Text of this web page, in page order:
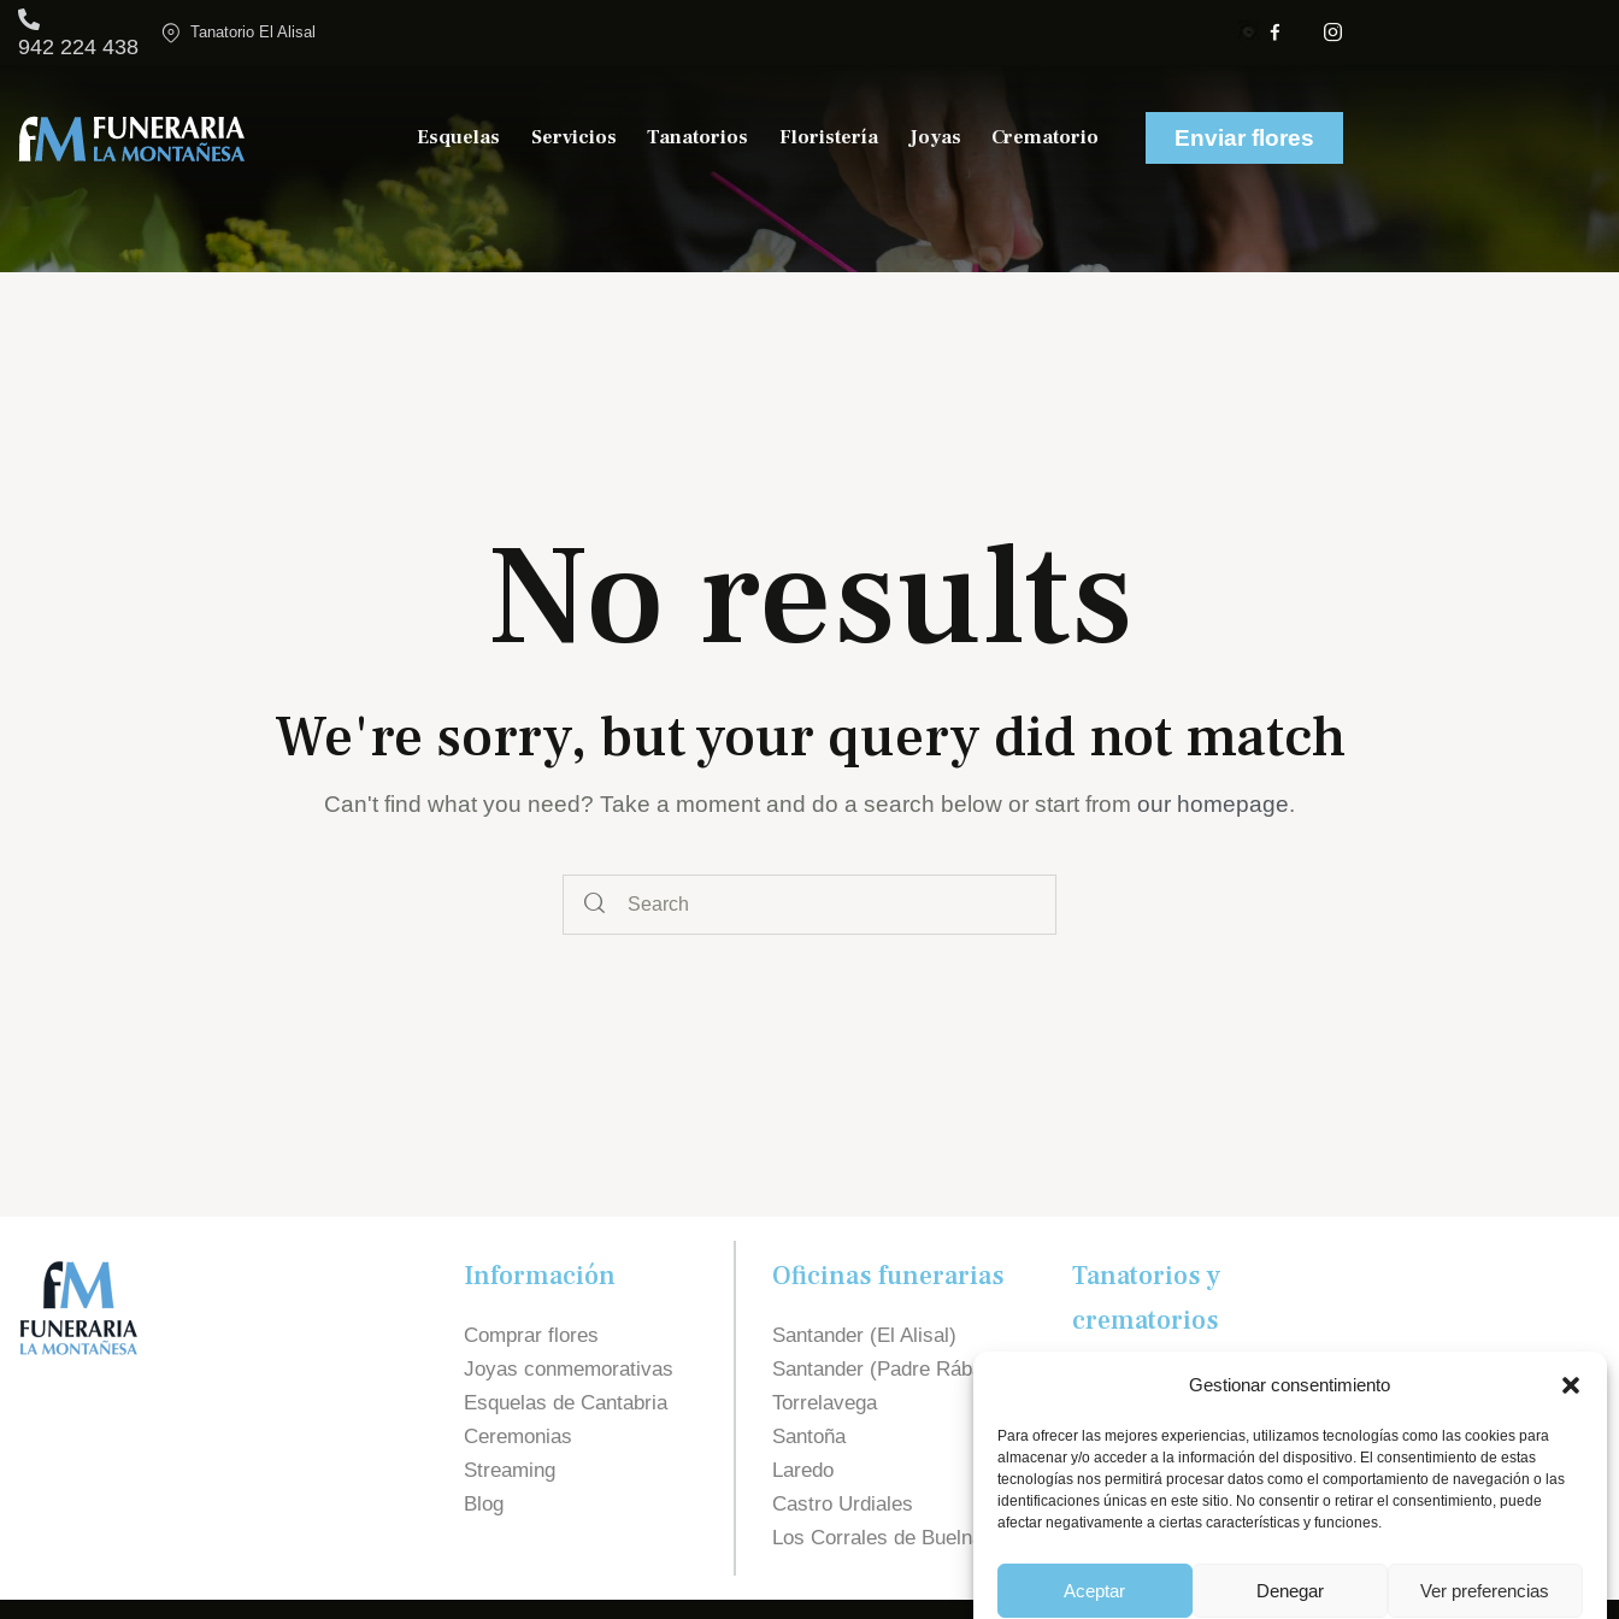
Gestionar consentimiento
Para ofrecer las mejores experiencias, utilizamos tecnologías como las cookies para
almacenar y/o acceder a la información del dispositivo. El consentimiento de estas
tecnologías nos permitirá procesar datos como el comportamiento de navegación o las
identificaciones únicas en este sitio. No consentir o retirar el consentimiento, puede
afectar negativamente a ciertas características y funciones.
Aceptar Denegar Ver preferencias
942 224 438
Tanatorio El Alisal
Esquelas Servicios Tanatorios Floristería Joyas Crematorio Enviar flores
No results
We're sorry, but your query did not match
Can't find what you need? Take a moment and do a search below or start from our homepage.
Información
Comprar flores
Joyas conmemorativas
Esquelas de Cantabria
Ceremonias
Streaming
Blog
Oficinas funerarias
Santander (El Alisal)
Santander (Padre Rábago)
Torrelavega
Santoña
Laredo
Castro Urdiales
Los Corrales de Buelna
Tanatorios y
crematorios
Real Valle de Cayón
Laredo
Puente Viesgo